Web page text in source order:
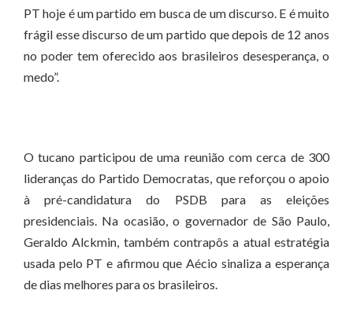
PT hoje é um partido em busca de um discurso. E é muito
frágil esse discurso de um partido que depois de 12 anos
no poder tem oferecido aos brasileiros desesperança, o
medo”.
O tucano participou de uma reunião com cerca de 300
lideranças do Partido Democratas, que reforçou o apoio
à pré-candidatura do PSDB para as eleições
presidenciais. Na ocasião, o governador de São Paulo,
Geraldo Alckmin, também contrapôs a atual estratégia
usada pelo PT e afirmou que Aécio sinaliza a esperança
de dias melhores para os brasileiros.